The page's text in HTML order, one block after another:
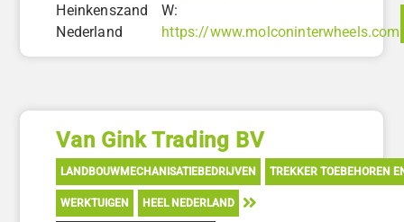
Heinkenszand
Nederland
W:
https://www.molconinterwheels.com
Van Gink Trading BV
LANDBOUWMECHANISATIEBEDRIJVEN TREKKER TOEBEHOREN
WERKTUIGEN HEEL NEDERLAND